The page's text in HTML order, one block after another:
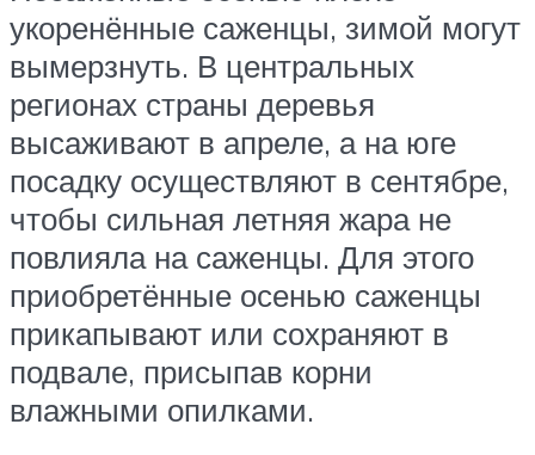
укоренённые саженцы, зимой могут
вымерзнуть. В центральных
регионах страны деревья
высаживают в апреле, а на юге
посадку осуществляют в сентябре,
чтобы сильная летняя жара не
повлияла на саженцы. Для этого
приобретённые осенью саженцы
прикапывают или сохраняют в
подвале, присыпав корни
влажными опилками.